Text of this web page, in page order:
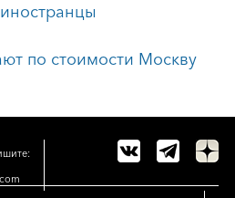
по стоимости Москву